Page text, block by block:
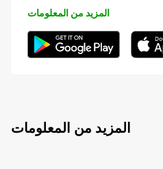
المزيد من المعلومات
المزيد من المعلومات